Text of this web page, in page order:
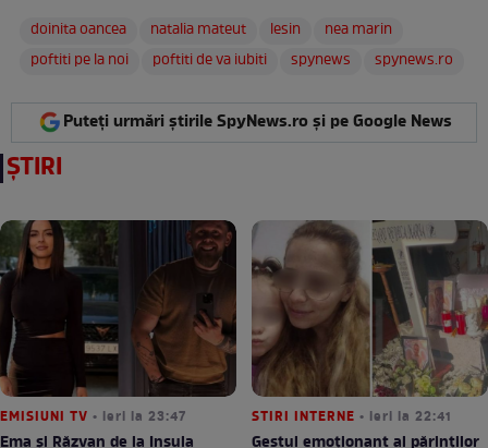
doinita oancea
natalia mateut lesin
nea marin
poftiti pe la noi
poftiti de va iubiti spynews spynews.ro
Puteți urmări știrile SpyNews.ro și pe Google News
ȘTIRI
EMISIUNI TV • ieri la 23:47 STIRI INTERNE • ieri la 22:41